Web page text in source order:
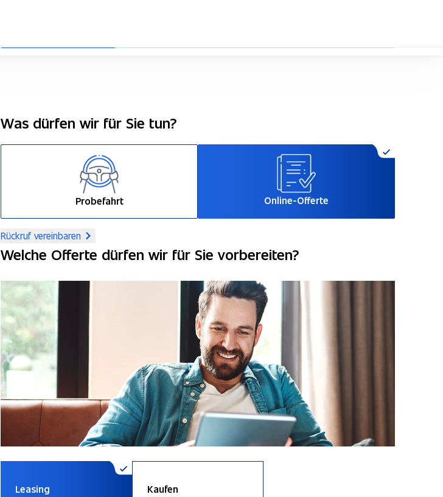
Was dürfen wir für Sie tun?
Probefahrt Online-Offerte
Rückruf vereinbaren
Welche Offerte dürfen wir für Sie vorbereiten?
Leasing
Kaufen